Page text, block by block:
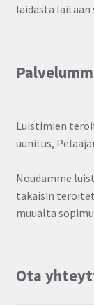
laidasta laitaan
Luistimien
uunitus,
Noudamme
takaisin
muualta
Ota